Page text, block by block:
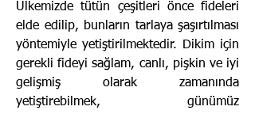
Ülkemizde tütün çeşitleri önce fideleri
elde edilip, bunların tarlaya şaşırtılması
yöntemiyle yetiştirilmektedir. Dikim için
gerekli fideyi sağlam, canlı, pişkin ve iyi
gelişmiş olarak zamanında
yetiştirebilmek, günümüz